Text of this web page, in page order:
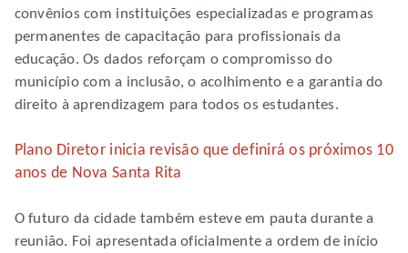
convênios com instituições especializadas e programas
permanentes de capacitação para profissionais da
educação. Os dados reforçam o compromisso do
município com a inclusão, o acolhimento e a garantia do
direito à aprendizagem para todos os estudantes.
Plano Diretor inicia revisão que definirá os próximos 10
anos de Nova Santa Rita
O futuro da cidade também esteve em pauta durante a
reunião. Foi apresentada oficialmente a ordem de início